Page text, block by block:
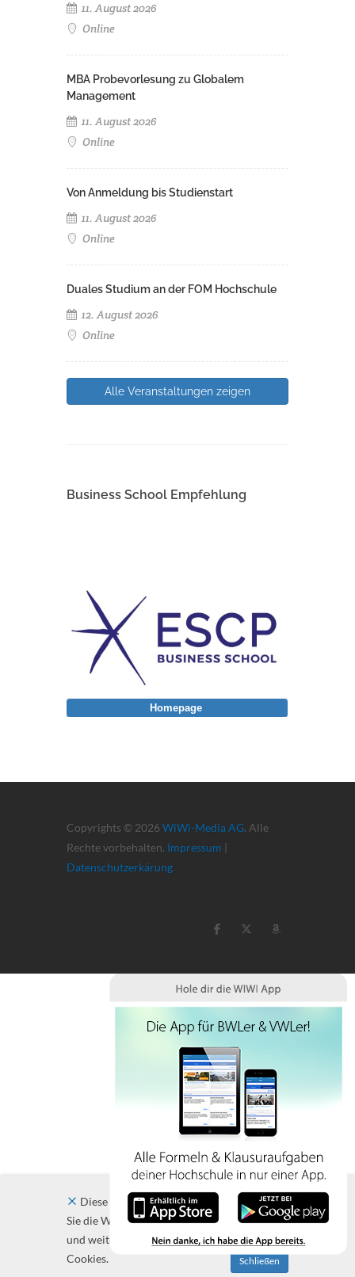
11. August 2026
Online
MBA Probevorlesung zu Globalem
Management
11. August 2026
Online
Von Anmeldung bis Studienstart
11. August 2026
Online
Duales Studium an der FOM Hochschule
12. August 2026
Online
Alle Veranstaltungen zeigen
Business School Empfehlung
Copyrights © 2026 WiWi-Media AG. Alle
Rechte vorbehalten. Impressum |
Datenschutzerkärung
Diese Website verwendet Cookies. Indem
Sie die Website und ihre Angebote nutzen
und weiter navigieren, akzeptieren Sie diese
Cookies.
Schließen
Homepage